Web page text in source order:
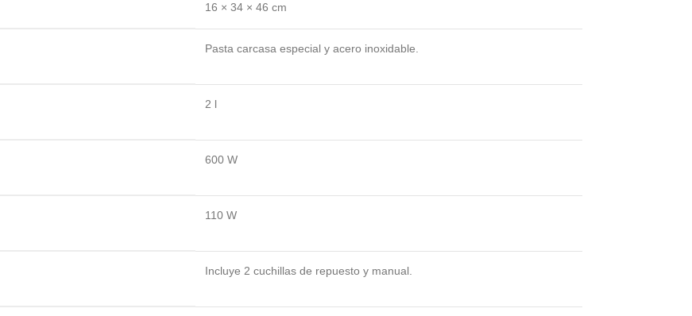
16 × 34 × 46 cm
Pasta carcasa especial y acero inoxidable.
2 l
600 W
110 W
Incluye 2 cuchillas de repuesto y manual.